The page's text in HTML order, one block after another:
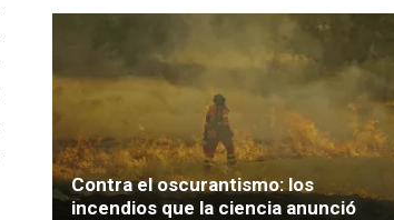
Contra el oscurantismo: los
incendios que la ciencia anunció